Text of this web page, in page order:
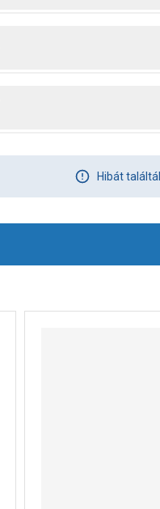
Hibát